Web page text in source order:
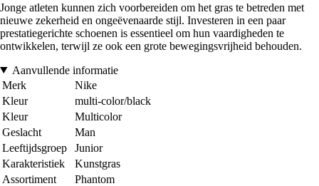
Jonge atleten kunnen zich voorbereiden om het gras te betreden met
nieuwe zekerheid en ongeëvenaarde stijl. Investeren in een paar
prestatiegerichte schoenen is essentieel om hun vaardigheden te
ontwikkelen, terwijl ze ook een grote bewegingsvrijheid behouden.
Aanvullende informatie
Merk
Nike
Kleur
multi-color/black
Kleur
Multicolor
Geslacht
Man
Leeftijdsgroep
Junior
Karakteristiek
Kunstgras
Assortiment
Phantom